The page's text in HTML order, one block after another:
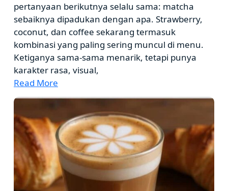
pertanyaan berikutnya selalu sama: matcha
sebaiknya dipadukan dengan apa. Strawberry,
coconut, dan coffee sekarang termasuk
kombinasi yang paling sering muncul di menu.
Ketiganya sama‑sama menarik, tetapi punya
karakter rasa, visual,
Read More